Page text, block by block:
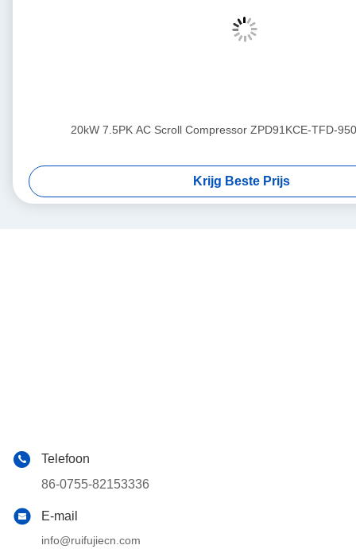
20kW 7.5PK AC Scroll Compressor ZPD91KCE-TFD-
Krijg Beste Prijs
Telefoon
86-0755-82153336
E-mail
info@ruifujiecn.com